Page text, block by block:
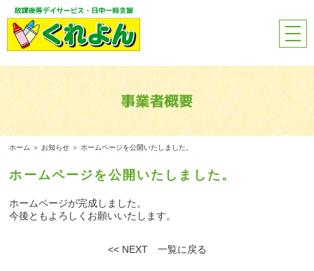
ホーム ＞ お知らせ ＞ ホームページを公開いたしました。
ホームページを公開いたしました。
ホームページが完成しました。
今後ともよろしくお願いいたします。
<< NEXT 一覧に戻る